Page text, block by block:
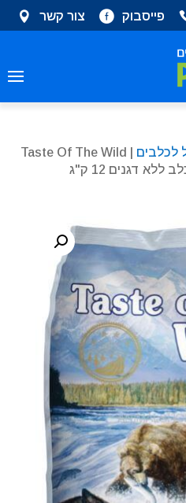
פייסבוק צור קשר
לכלבים
| Taste Of The Wild
דגנים 12 ק"ג